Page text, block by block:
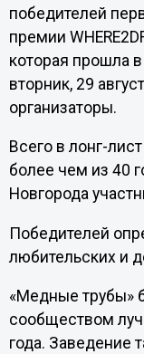
победителей
премии
которая прошла
вторник, 29
организаторы.
Всего в лонг-
более чем из 40
Новгорода
Победителей
любительских и
«Медные трубы»
сообществом
года. Заведение